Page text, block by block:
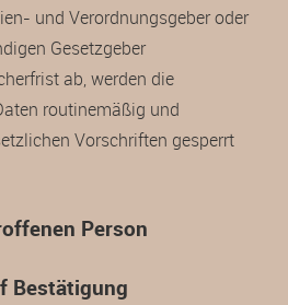
und Verordnungsgeber oder
Gesetzgeber
ab, werden die
routinemäßig und
Vorschriften gesperrt
Person